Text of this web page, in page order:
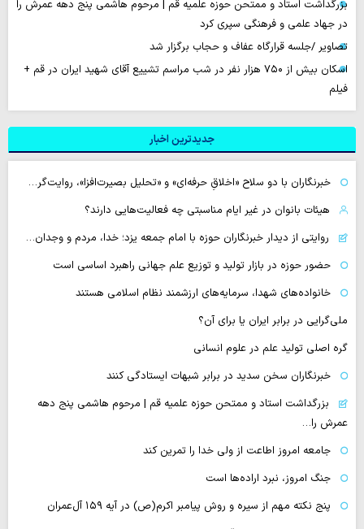
بزرگداشت استاد و ممتحن حوزه علمیه قم | مرحوم هاشمی پنج دهه عمرش را
در جهاد علمی و فرهنگی سپری کرد
تصاویر /جلسه قرارگاه عفاف و حجاب برگزار شد
اسکان بیش از ۷۵۰ هزار نفر در شب مراسم تشییع آقای شهید ایران در قم +
فیلم
جدیدترین اخبار
خبرنگاران با دو سلاح «اخلاقِ حرفه‌ای» و «تحلیل بصیرت‌افزا»، روایت‌گر…
هیئات بانوان در غیر ایام مناسبتی چه فعالیت‌هایی دارند؟
روایتی از دیدار خبرنگاران حوزه با امام جمعه یزد؛ خدا، مردم و وجدان…
حضور حوزه در بازار تولید و توزیع علم جهانی راهبرد اساسی است
خانواده‌های شهدا، سرمایه‌های ارزشمند نظام اسلامی هستند
ملی‌گرایی در برابر ایران یا برای آن؟
گره اصلی تولید علم در علوم انسانی
خبرنگاران سخن سدید در برابر شبهات ایستادگی کنند
بزرگداشت استاد و ممتحن حوزه علمیه قم | مرحوم هاشمی پنج دهه
عمرش را…
جامعه امروز اطاعت از ولی خدا را تمرین کند
جنگ امروز، نبرد اراده‌ها است
پنج نکته مهم از سیره و روش پیامبر اکرم(ص) در آیه ۱۵۹ آل‌عمران